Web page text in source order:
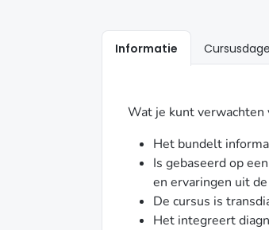
Informatie
Wat je kunt verwachten
Het bundelt
Is gebaseerd op
en ervaringen uit
De cursus is
Het integreert